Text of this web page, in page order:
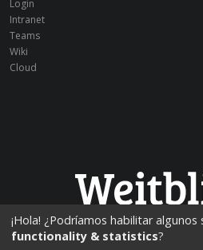
Login
Intranet
Teams
Wiki
Cloud
¡Educación
¡Hola! ¿Podríamos habilitar algunos
functionality & statistics?